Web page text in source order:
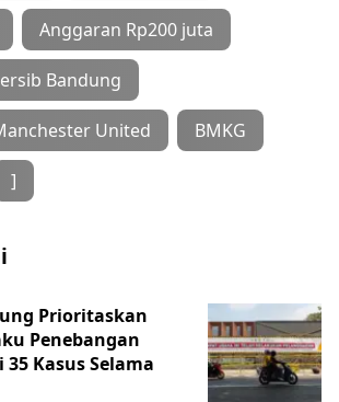
Anggaran Rp200 juta
Bandung
United BMKG
]
Prioritaskan
Penebangan
Kasus Selama